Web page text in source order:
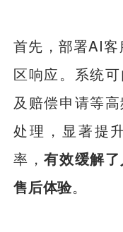
首先，部署AI
区响应。系统
及赔偿申请等
处理，显著提
率，有效缓解
售后体验。